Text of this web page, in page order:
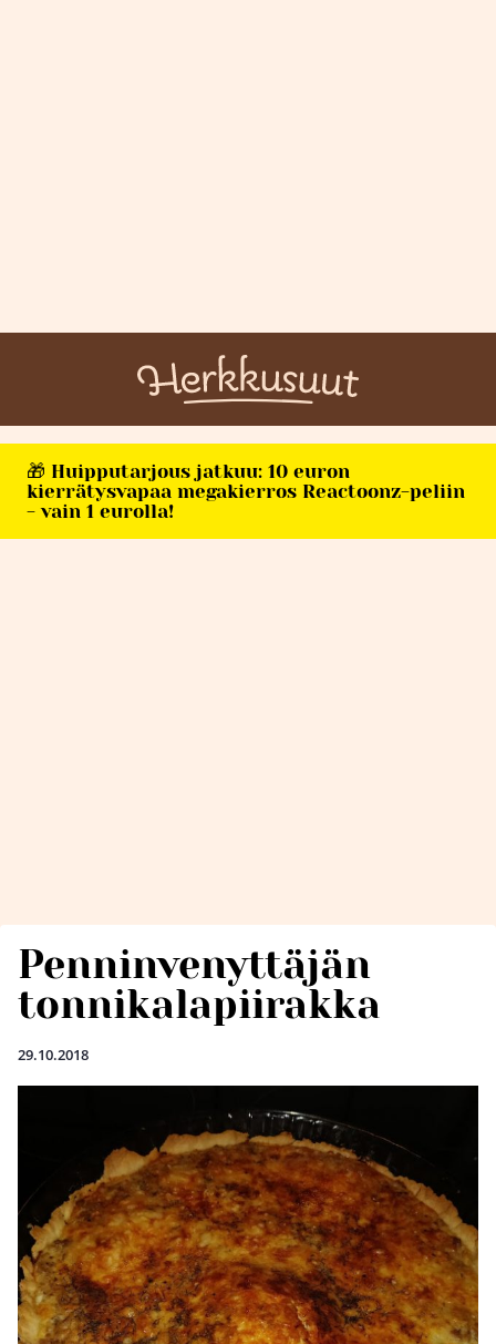
🎁 Huipputarjous jatkuu: 10 euron
kierrätysvapaa megakierros Reactoonz-peliin
- vain 1 eurolla!
Penninvenyttäjän
tonnikalapiirakka
29.10.2018